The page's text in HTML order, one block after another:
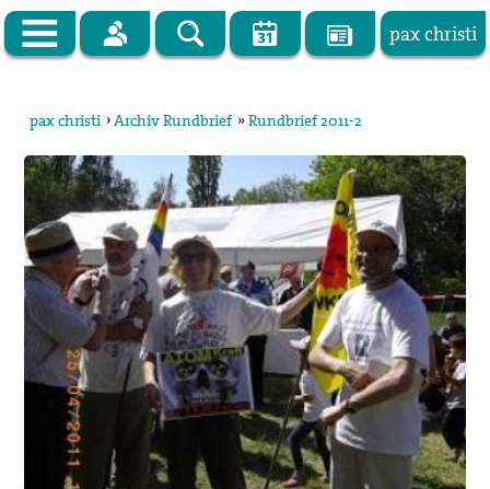
pax christi
Vor Ort
Themen
Kampagnen
Publikationen
Facebook
Kontakt
Impressum
pax christi ›Archiv Rundbrief »Rundbrief 2011-2